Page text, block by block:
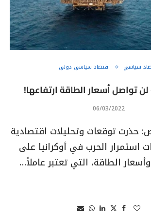
سياسي اقتصاد سياسي دولي
تواصل أسعار الطاقة ارتفاعها!
06/03/2022
حذرت توقعات وتحليلات اقتصادية
استمرار الحرب في أوكرانيا على
الطاقة، التي تعتبر عاملاً…